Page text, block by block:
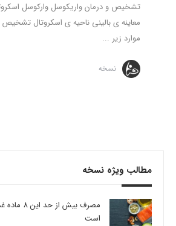
تشخیص و درمان واریکوسل وارکوسل
معاینه ی بالینی ناحیه ی اسکروتال
موارد زیر ...
نسخه
مطالب ویژه نسخه
مصرف بیش
است